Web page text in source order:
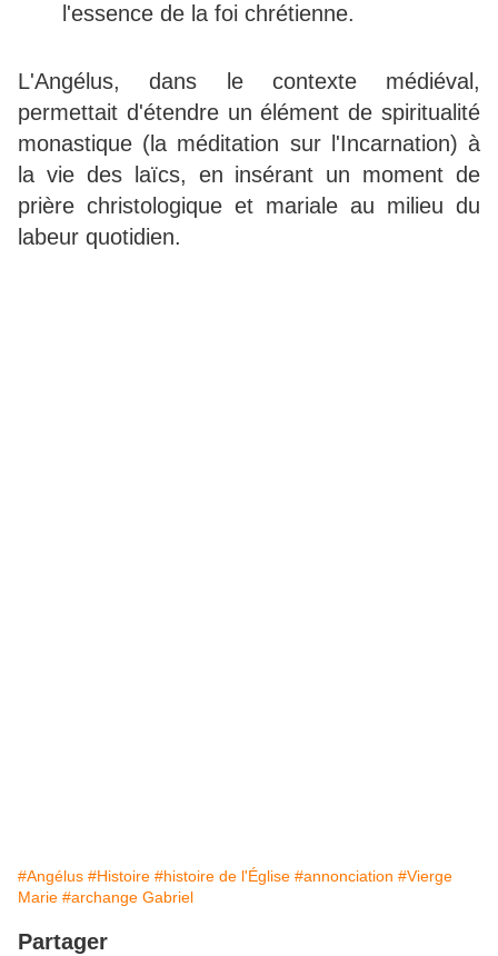
l'essence de la foi chrétienne.
L'Angélus, dans le contexte médiéval,
permettait d'étendre un élément de spiritualité
monastique (la méditation sur l'Incarnation) à
la vie des laïcs, en insérant un moment de
prière christologique et mariale au milieu du
labeur quotidien.
#Angélus #Histoire #histoire de l'Église #annonciation #Vierge
Marie #archange Gabriel
Partager